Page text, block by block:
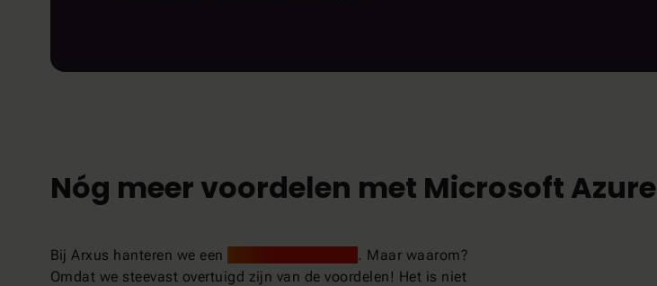
Nóg meer voordelen met Microsoft Azure
Bij Arxus hanteren we een
. Maar waarom?
Omdat we steevast overtuigd zijn van de voordelen! Het is niet